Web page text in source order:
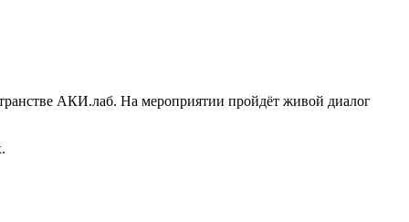
АКИ.лаб. На мероприятии пройдёт живой диалог